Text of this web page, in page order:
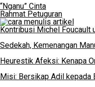
“Nganu” Cinta
Rahmat Petuguran
Kontribusi Michel Foucault
Sedekah, Kemenangan
Heurestik Afeksi: Kenapa
Misi: Bersikap Adil kepada